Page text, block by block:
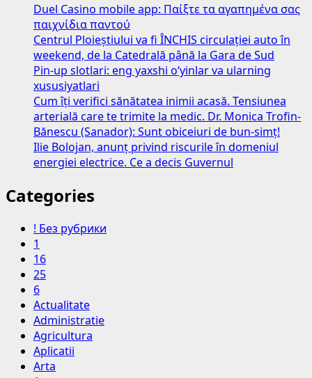
Duel Casino mobile app: Παίξτε τα αγαπημένα σας
παιχνίδια παντού
Centrul Ploieștiului va fi ÎNCHIS circulației auto în
weekend, de la Catedrală până la Gara de Sud
Pin-up slotlari: eng yaxshi o‘yinlar va ularning
xususiyatlari
Cum îți verifici sănătatea inimii acasă. Tensiunea
arterială care te trimite la medic. Dr. Monica Trofin-
Bănescu (Sanador): Sunt obiceiuri de bun-simț!
Ilie Bolojan, anunț privind riscurile în domeniul
energiei electrice. Ce a decis Guvernul
Categories
! Без рубрики
1
16
25
6
Actualitate
Administratie
Agricultura
Aplicatii
Arta